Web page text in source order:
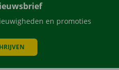
en promoties